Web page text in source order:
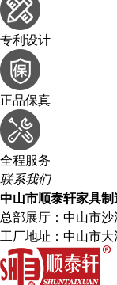
专利设计
正品保真
全程服务
联系我们
中山市顺泰轩家具
总部展厅：中山市
工厂地址：中山市